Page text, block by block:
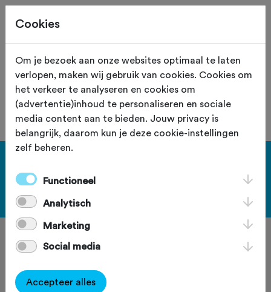
Site staat in teststand
XS
De vereniging met nummer "106050"
is niet gevonden.
[KEY:TXT-FOOTER-3]
Cookies
Om je bezoek aan onze websites optimaal te laten
verlopen, maken wij gebruik van cookies. Cookies om
het verkeer te analyseren en cookies om
(advertentie)inhoud te personaliseren en sociale
media content aan te bieden. Jouw privacy is
belangrijk, daarom kun je deze cookie-instellingen
zelf beheren.
Functioneel
Analytisch
Marketing
Social media
Accepteer alles